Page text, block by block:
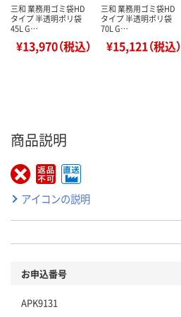
三和 業務用ゴミ袋HD
タイプ 半透明ポリ袋
45L G…
¥13,970（税込）
三和 業務用ゴミ袋HD
タイプ 半透明ポリ袋
70L G…
¥15,121（税込）
商品説明
アイコンの説明
お申込番号
APK9131